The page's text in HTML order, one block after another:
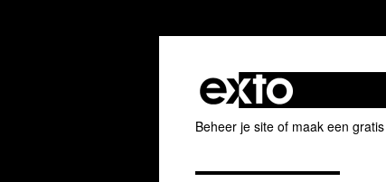
Beheer je site of maak een